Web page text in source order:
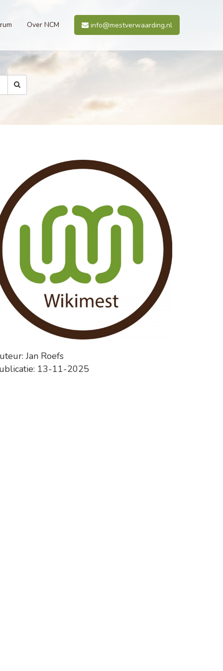
Over NCM info@mestverwaarding.nl
Jan Roefs
13-11-2025